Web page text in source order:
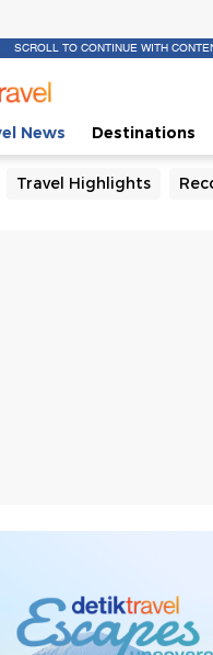
SCROLL TO CONTINUE WITH
News Destinations
Travel Highlights